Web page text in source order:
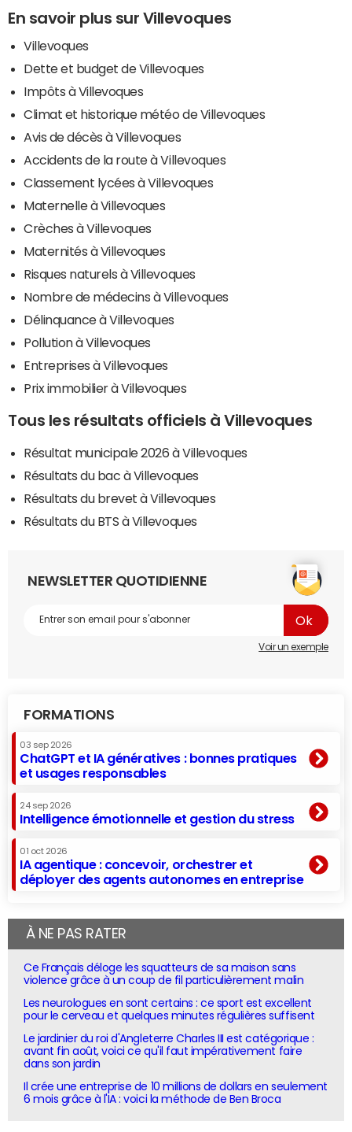
En savoir plus sur Villevoques
Villevoques
Dette et budget de Villevoques
Impôts à Villevoques
Climat et historique météo de Villevoques
Avis de décès à Villevoques
Accidents de la route à Villevoques
Classement lycées à Villevoques
Maternelle à Villevoques
Crèches à Villevoques
Maternités à Villevoques
Risques naturels à Villevoques
Nombre de médecins à Villevoques
Délinquance à Villevoques
Pollution à Villevoques
Entreprises à Villevoques
Prix immobilier à Villevoques
Tous les résultats officiels à Villevoques
Résultat municipale 2026 à Villevoques
Résultats du bac à Villevoques
Résultats du brevet à Villevoques
Résultats du BTS à Villevoques
NEWSLETTER QUOTIDIENNE
Voir un exemple
FORMATIONS
03 sep 2026
ChatGPT et IA génératives : bonnes pratiques
et usages responsables
24 sep 2026
Intelligence émotionnelle et gestion du stress
01 oct 2026
IA agentique : concevoir, orchestrer et
déployer des agents autonomes en entreprise
À NE PAS RATER
Ce Français déloge les squatteurs de sa maison sans
violence grâce à un coup de fil particulièrement malin
Les neurologues en sont certains : ce sport est excellent
pour le cerveau et quelques minutes régulières suffisent
Le jardinier du roi d'Angleterre Charles III est catégorique :
avant fin août, voici ce qu'il faut impérativement faire
dans son jardin
Il crée une entreprise de 10 millions de dollars en seulement
6 mois grâce à l'IA : voici la méthode de Ben Broca